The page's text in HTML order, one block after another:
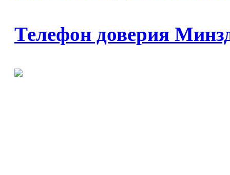
Телефон доверия